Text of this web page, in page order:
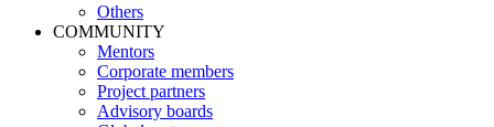
Others
COMMUNITY
Mentors
Corporate members
Project partners
Advisory boards